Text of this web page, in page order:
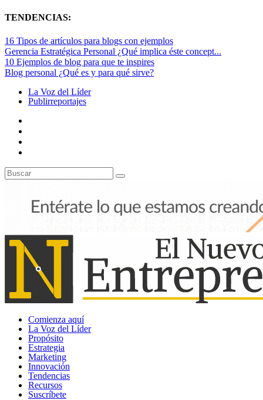
TENDENCIAS:
16 Tipos de artículos para blogs con ejemplos
Gerencia Estratégica Personal ¿Qué implica éste concept...
10 Ejemplos de blog para que te inspires
Blog personal ¿Qué es y para qué sirve?
La Voz del Líder
Publirreportajes
Comienza aquí
La Voz del Líder
Propósito
Estrategia
Marketing
Innovación
Tendencias
Recursos
Suscríbete